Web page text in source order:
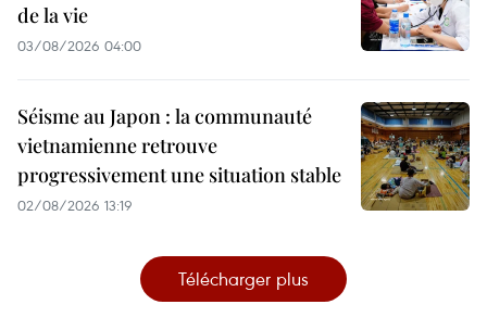
de la vie
03/08/2026 04:00
Séisme au Japon : la communauté
vietnamienne retrouve
progressivement une situation stable
02/08/2026 13:19
Télécharger plus